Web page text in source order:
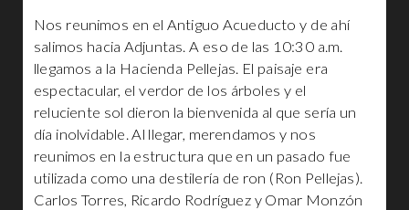
Nos reunimos en el Antiguo Acueducto y de ahí
salimos hacia Adjuntas. A eso de las 10:30 a.m.
llegamos a la Hacienda Pellejas. El paisaje era
espectacular, el verdor de los árboles y el
reluciente sol dieron la bienvenida al que sería un
día inolvidable. Al llegar, merendamos y nos
reunimos en la estructura que en un pasado fue
utilizada como una destilería de ron (Ron Pellejas).
Carlos Torres, Ricardo Rodríguez y Omar Monzón